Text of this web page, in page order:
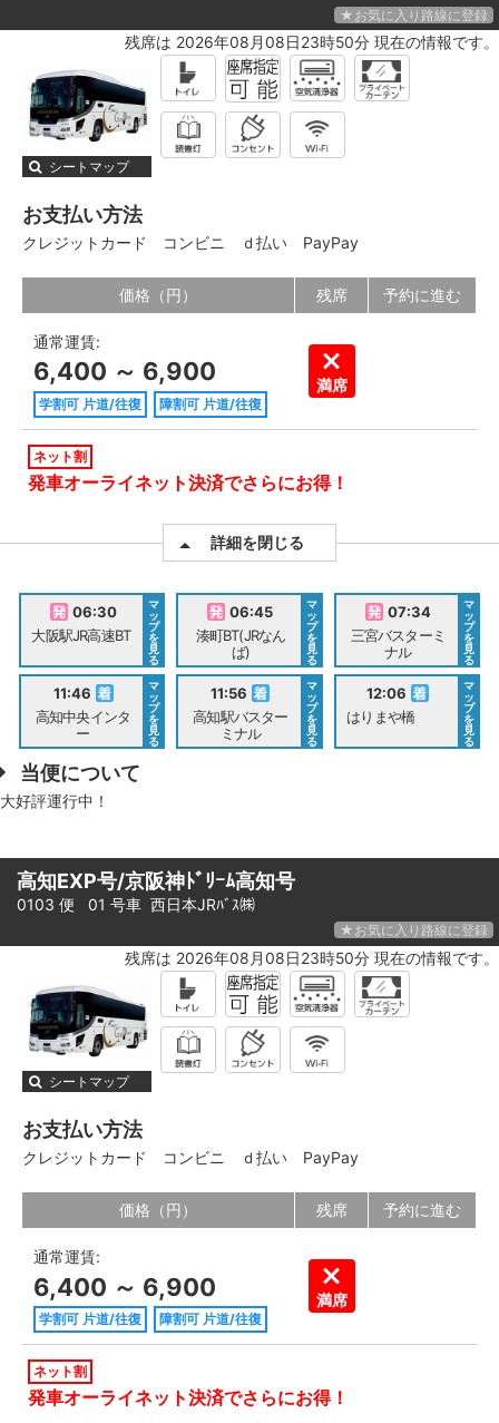
★お気に入り路線に登録
残席は 2026年08月08日23時50分 現在の情報です。
シートマップ
お支払い方法
クレジットカード コンビニ ｄ払い PayPay
価格（円） 残席 予約に進む
通常運賃:
6,400 ～ 6,900
学割可 片道/往復 障割可 片道/往復
満席
ネット割
発車オーライネット決済でさらにお得！
詳細を閉じる
06:30
大阪駅JR高速BT
マ
ッ
プ
を
見
る
06:45
湊町BT(JRなん
ば)
マ
ッ
プ
を
見
る
07:34
三宮バスターミ
ナル
マ
ッ
プ
を
見
る
11:46
高知中央インタ
ー
マ
ッ
プ
を
見
る
11:56
高知駅バスター
ミナル
マ
ッ
プ
を
見
る
12:06
はりまや橋
マ
ッ
プ
を
見
る
当便について
大好評運行中！
高知EXP号/京阪神ﾄﾞﾘｰﾑ高知号
0103 便 01 号車 西日本JRﾊﾞｽ㈱
★お気に入り路線に登録
残席は 2026年08月08日23時50分 現在の情報です。
シートマップ
お支払い方法
クレジットカード コンビニ ｄ払い PayPay
価格（円） 残席 予約に進む
通常運賃:
6,400 ～ 6,900
学割可 片道/往復 障割可 片道/往復
満席
ネット割
発車オーライネット決済でさらにお得！